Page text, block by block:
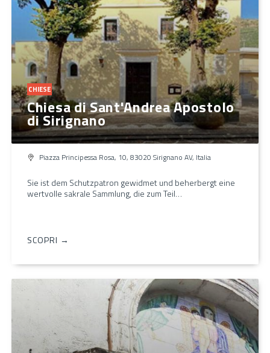
CHIESE
Chiesa di Sant'Andrea Apostolo
di Sirignano
Piazza Principessa Rosa, 10, 83020 Sirignano AV, Italia
Sie ist dem Schutzpatron gewidmet und beherbergt eine
wertvolle sakrale Sammlung, die zum Teil…
SCOPRI →